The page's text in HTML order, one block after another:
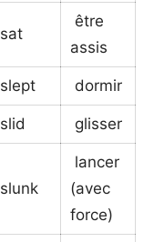
sat
être
assis
slept dormir
slid glisser
slunk
lancer
(avec
force)